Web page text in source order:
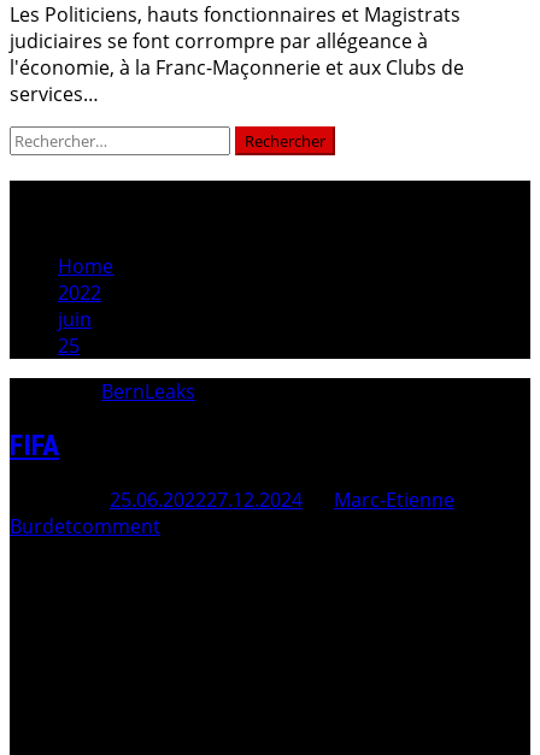
Les Politiciens, hauts fonctionnaires et Magistrats
judiciaires se font corrompre par allégeance à
l'économie, à la Franc-Maçonnerie et aux Clubs de
services…
Rechercher :
Home
2022
juin
25
BernLeaks
FIFA
25.06.202227.12.2024
Marc-Etienne
Burdetcomment